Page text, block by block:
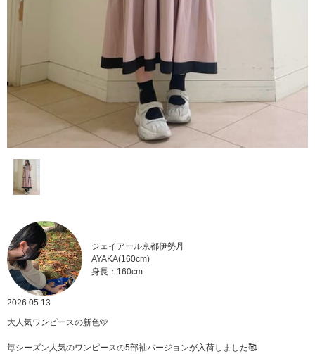
ジェイアール京都伊勢丹
AYAKA(160cm)
身長：160cm
2026.05.13
大人気ワンピースの新色🩷
毎シーズン人気のワンピースの5部袖バージョンが入荷しました🥰